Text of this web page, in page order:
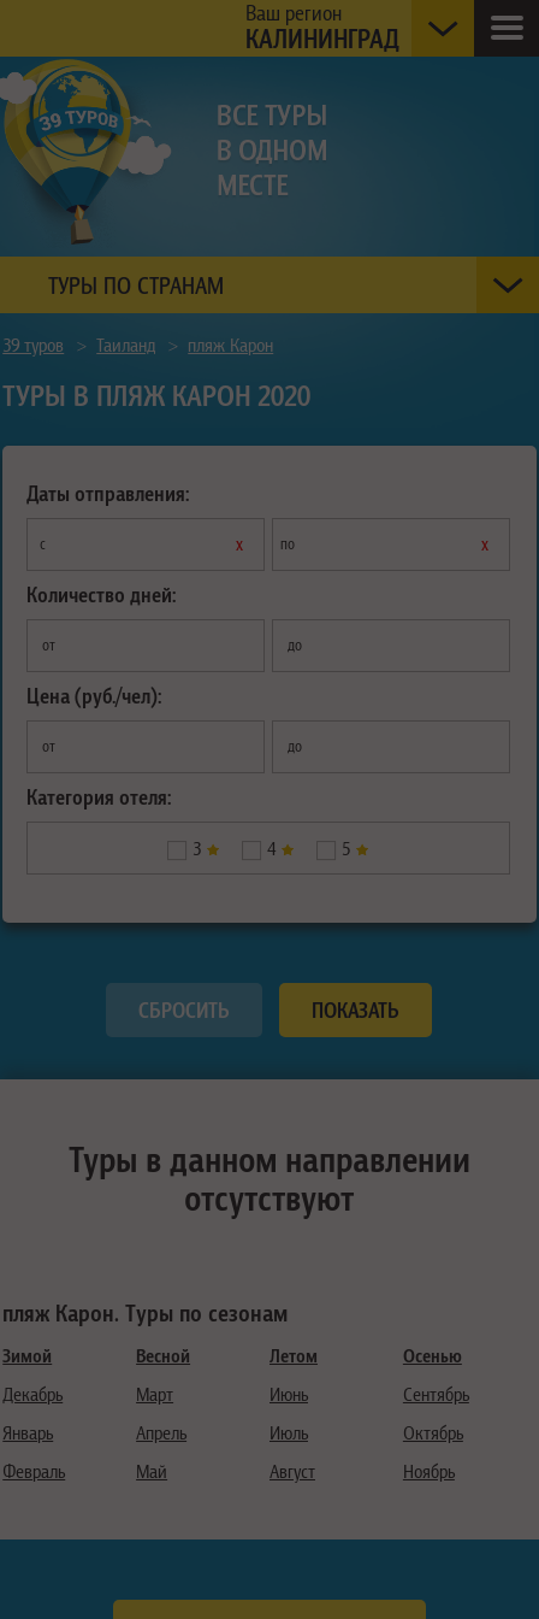
Ваш регион
КАЛИНИНГРАД
ТУРЫ ПО СТРАНАМ
39 туров > Таиланд > пляж Карон
ТУРЫ В ПЛЯЖ КАРОН 2020
Даты отправления:
с х по х
Количество дней:
от до
Цена (руб./чел):
от до
Категория отеля:
3 4 5
Туры в данном направлении
отсутствуют
пляж Карон. Туры по сезонам
Зимой
Декабрь
Январь
Февраль
Весной
Март
Апрель
Май
Летом
Июнь
Июль
Август
Осенью
Сентябрь
Октябрь
Ноябрь